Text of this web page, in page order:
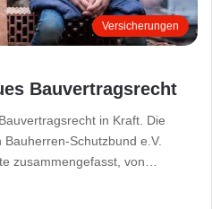
Versicherungen
Bauvertragsrecht
in Kraft. Die
Schutzbund e.V.
zusammengefasst, von…